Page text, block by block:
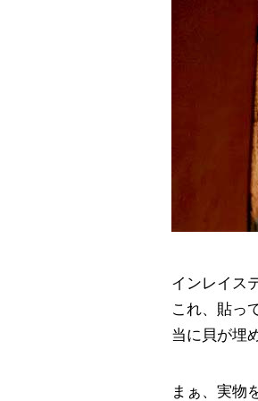
インレイス
これ、貼っ
当に貝が埋
まぁ、実物